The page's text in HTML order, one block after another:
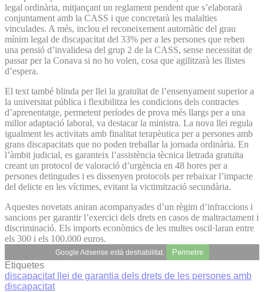
legal ordinària, mitjançant un reglament pendent que s’elaborarà
conjuntament amb la CASS i que concretarà les malalties
vinculades. A més, inclou el reconeixement automàtic del grau
mínim legal de discapacitat del 33% per a les persones que reben
una pensió d’invalidesa del grup 2 de la CASS, sense necessitat de
passar per la Conava si no ho volen, cosa que agilitzarà les llistes
d’espera.
El text també blinda per llei la gratuïtat de l’ensenyament superior a
la universitat pública i flexibilitza les condicions dels contractes
d’aprenentatge, permetent períodes de prova més llargs per a una
millor adaptació laboral, va destacar la ministra. La nova llei regula
igualment les activitats amb finalitat terapèutica per a persones amb
grans discapacitats que no poden treballar la jornada ordinària. En
l’àmbit judicial, es garanteix l’assistència tècnica lletrada gratuïta
creant un protocol de valoració d’urgència en 48 hores per a
persones detingudes i es dissenyen protocols per rebaixar l’impacte
del delicte en les víctimes, evitant la victimització secundària.
Aquestes novetats aniran acompanyades d’un règim d’infraccions i
sancions per garantir l’exercici dels drets en casos de maltractament i
discriminació. Els imports econòmics de les multes oscil·laran entre
els 300 i els 100.000 euros.
Google Adsense està deshabilitat. Permetre
Etiquetes
discapacitat
llei de garantia dels drets de les persones amb
discapacitat